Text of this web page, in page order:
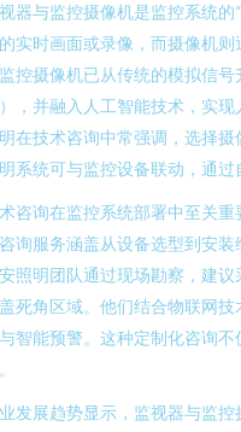
器与监控摄像机是监控系统的
实时画面或录像，而摄像机
控摄像机已从传统的模拟信
，并融入人工智能技术，实
在技术咨询中常强调，选择
系统可与监控设备联动，通过
咨询在监控系统部署中至关
询服务涵盖从设备选型到安
照明团队通过现场勘察，建
死角区域。他们结合物联网
智能预警。这种定制化咨询
发展趋势显示，监视器与监